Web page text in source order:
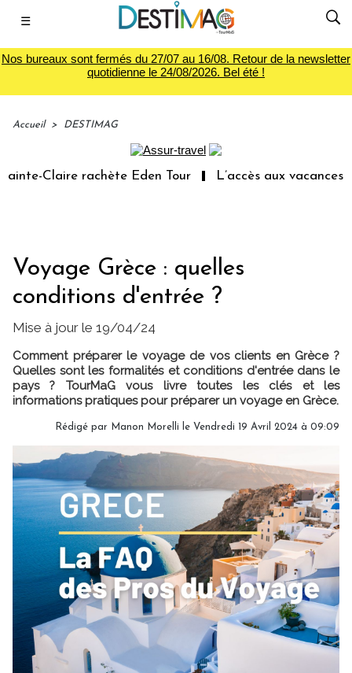
☰
Nos bureaux sont fermés du 27/07 au 16/08. Retour de la newsletter
quotidienne le 24/08/2026. Bel été !
Accueil > DESTIMAG
Claire rachète Eden Tour L’accès aux vacances :
Voyage Grèce : quelles
conditions d'entrée ?
Mise à jour le 19/04/24
Comment préparer le voyage de vos clients en Grèce ?
Quelles sont les formalités et conditions d'entrée dans le
pays ? TourMaG vous livre toutes les clés et les
informations pratiques pour préparer un voyage en Grèce.
Rédigé par Manon Morelli le Vendredi 19 Avril 2024 à 09:09